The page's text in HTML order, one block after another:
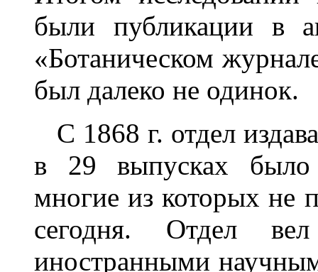
были публикации в
«Ботаническом
был далеко не одинок.
С 1868 г. отдел
в 29 выпусках было
многие из которых не
сегодня. Отдел
иностранными